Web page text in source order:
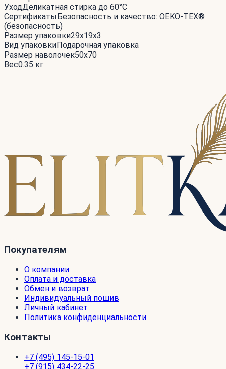
УходДеликатная стирка до 60°С
СертификатыБезопасность и качество: OEKO-TEX®
(безопасность)
Размер упаковки29x19x3
Вид упаковкиПодарочная упаковка
Размер наволочек50x70
Вес0.35 кг
Покупателям
О компании
Оплата и доставка
Обмен и возврат
Индивидуальный пошив
Личный кабинет
Политика конфиденциальности
Контакты
+7 (495) 145-15-01
+7 (915) 434-22-25